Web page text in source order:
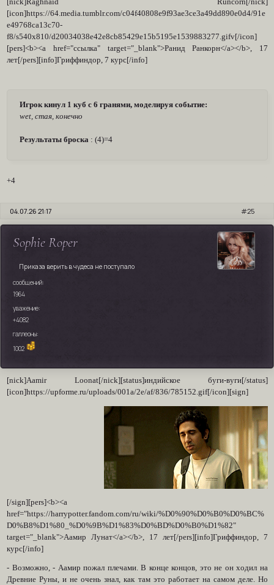
[nick]Raghnaid Runcorn[/nick]
[icon]https://64.media.tumblr.com/c04f40808e9f93ae3ce3a49dd890e0d4/91e
e49768ca13c70-
f8/s540x810/d20034038e42e8cb85429e15b5195e1539883277.gifv[/icon]
[pers]<b><a href="ссылка" target="_blank">Ранид Ранкорн</a></b>, 17
лет[/pers][info]Гриффиндор, 7 курс[/info]
Игрок кинул 1 куб с 6 гранями, моделируя событие:
wet, стая, конечно
Результаты броска : (4)=4
+4
25
04.07.26 21:17
Sophie Roper
Приказа верить в чудеса не поступало
сообщений:
1964
уважение:
+4082
галлеоны:
1002
[nick]Aamir Loonat[/nick][status]индийское буги-вуги[/status]
[icon]https://upforme.ru/uploads/001a/2e/af/836/785152.gif[/icon][sign]
[/sign][pers]<b><a
href="https://harrypotter.fandom.com/ru/wiki/%D0%90%D0%B0%D0%BC%
D0%B8%D1%80_%D0%9B%D1%83%D0%BD%D0%B0%D1%82"
target="_blank">Аамир Лунат</a></b>, 17 лет[/pers][info]Гриффиндор, 7
курс[/info]
- Возможно, - Аамир пожал плечами. В конце концов, это не он ходил на
Древние Руны, и не очень знал, как там это работает на самом деле. Но